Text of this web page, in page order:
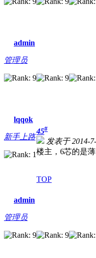
admin
管理员
lqqok
新手上路
45#
发表于 2014-
楼主，6芯的是
TOP
admin
管理员